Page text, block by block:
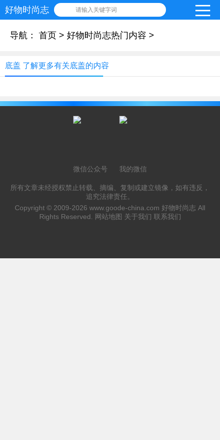
好物时尚志 请输入关键字词
导航： 首页 > 好物时尚志热门内容 >
底盖 了解更多有关底盖的内容
微信公众号 我的微信
所有文章未经授权禁止转载、摘编、复制或建立镜像，如有违反，
追究法律责任。
Copyright © 2009-2026 www.goode-china.com 好物时尚志 All
Rights Reserved.
网站地图 关于我们 联系我们